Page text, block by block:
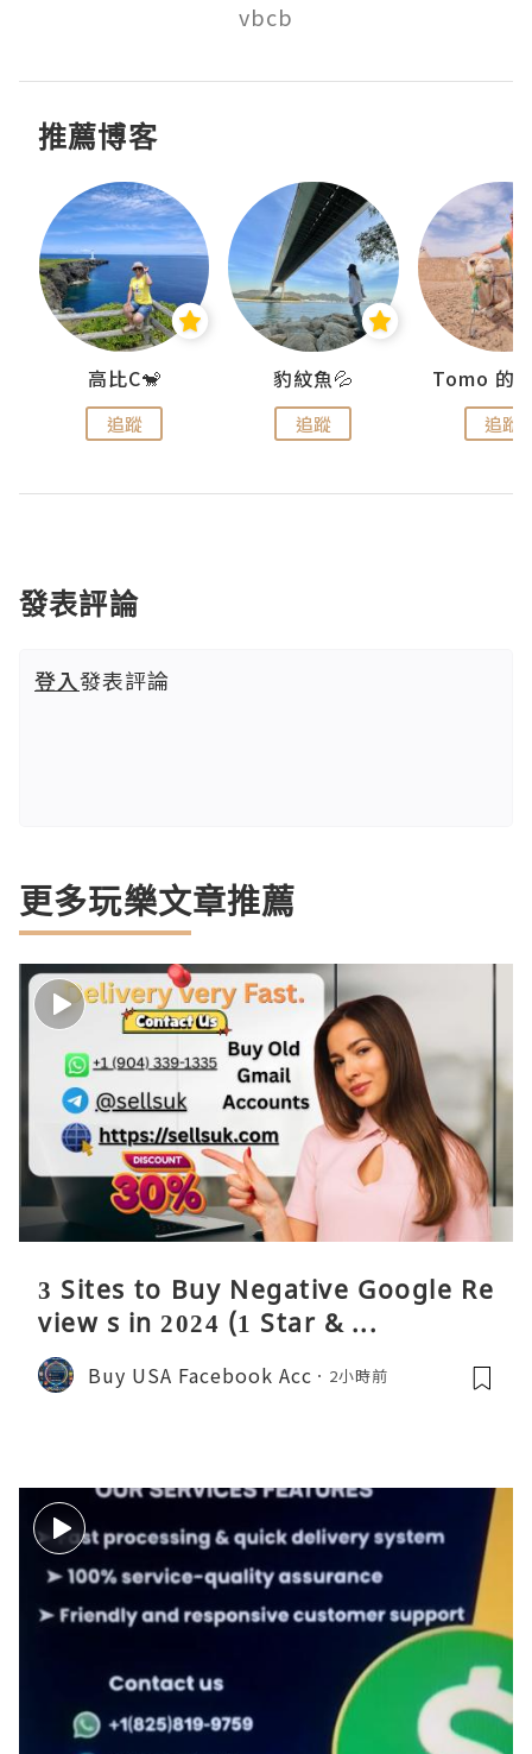
vbcb
推薦博客
高比C🐒
追蹤
豹紋魚💦
追蹤 追蹤
發表評論
登入發表評論
更多玩樂文章推薦
3 Sites to Buy Negative Google Re
view s in 2024 (1 Star & ...
Buy USA Facebook Acc 2小時前